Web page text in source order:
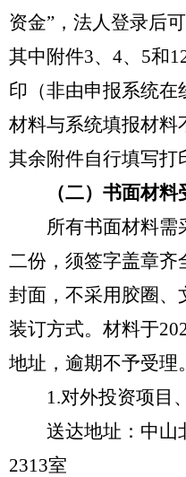
资金”，法人登录后
其中附件3、4、5和
印（非由申报系统
材料与系统填报材料
其余附件自行填写打
（二）书面材料
所有书面材料需
二份，须签字盖章齐
封面，不采用胶圈、
装订方式。材料于
地址，逾期不予受理。
1.对外投资项目、
送达地址：中山
2313室